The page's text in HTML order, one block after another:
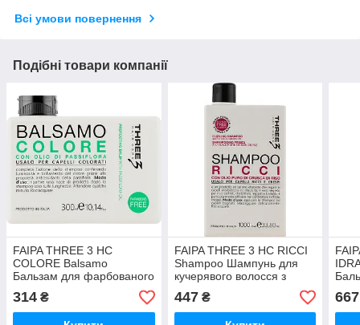
Всі умови повернення
Подібні товари компанії
FAIPA THREE 3 HC
COLORE Balsamo
Бальзам для фарбованого
волосся захисний з
Пасифлорою pH2.9,
300мл (Оригінал)
314 ₴
FAIPA THREE 3 HC RICCI
Shampoo Шампунь для
кучерявого волосся з
Олією рисових висівок
pH4.3, 1л (Оригінал)
447₴ 667